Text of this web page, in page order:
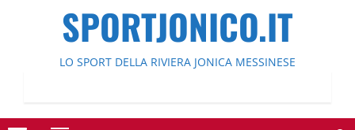
SPORTJONICO.IT
LO SPORT DELLA RIVIERA JONICA MESSINESE